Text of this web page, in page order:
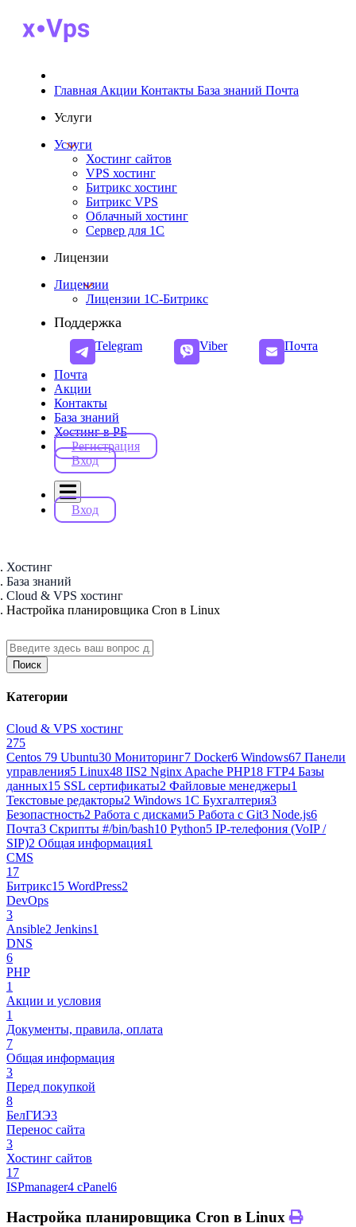
Главная Акции Контакты База знаний Почта
Услуги
Услуги
Хостинг сайтов
VPS хостинг
Битрикс хостинг
Битрикс VPS
Облачный хостинг
Cервер для 1С
Лицензии
Лицензии
Лицензии 1С-Битрикс
Поддержка
Telegram Viber Почта
Почта
Акции
Контакты
База знаний
Хостинг в РБ
Регистрация
Вход
Вход
Хостинг
База знаний
Cloud & VPS хостинг
Настройка планировщика Cron в Linux
Поиск
Категории
Cloud & VPS хостинг
275
Centos 79 Ubuntu30 Мониторинг7 Docker6 Windows67 Панели
управления5 Linux48 IIS2 Nginx Apache PHP18 FTP4 Базы
данных15 SSL сертификаты2 Файловые менеджеры1
Текстовые редакторы2 Windows 1С Бухгалтерия3
Безопастность2 Работа с дисками5 Работа с Git3 Node.js6
Почта3 Cкрипты #/bin/bash10 Python5 IP-телефония (VoIP /
SIP)2 Общая информация1
CMS
17
Битрикс15 WordPress2
DevOps
3
Ansible2 Jenkins1
DNS
6
PHP
1
Акции и условия
1
Документы, правила, оплата
7
Общая информация
3
Перед покупкой
8
БелГИЭ3
Перенос сайта
3
Хостинг сайтов
17
ISPmanager4 cPanel6
Настройка планировщика Cron в Linux